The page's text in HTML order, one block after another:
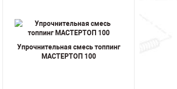
Упрочнительная смесь топпинг
МАСТЕРТОП 100